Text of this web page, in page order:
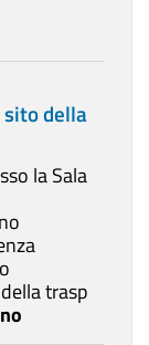
della
la Sala
trasp